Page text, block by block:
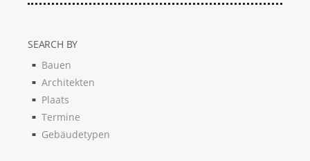
SEARCH BY
Bauen
Architekten
Plaats
Termine
Gebäudetypen